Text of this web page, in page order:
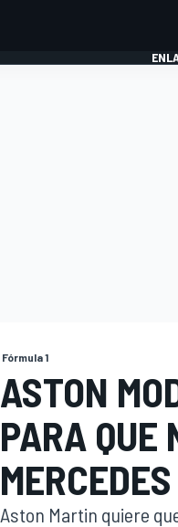
INDYCAR
Fórmula 1
ASTON
PARA QUE
MERCEDES
Aston Martin quiere